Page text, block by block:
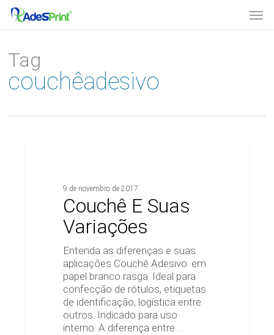
Skip
Tag
couchêadesivo
Variações9 de novembro de 2017
Couchê E Suas
Variações
Entenda as diferenças e suas
aplicações Couchê Adesivo: em
papel branco rasga. Ideal para
confecção de rótulos, etiquetas
de identificação, logística entre
outros. Indicado para uso
interno. A diferença entre…